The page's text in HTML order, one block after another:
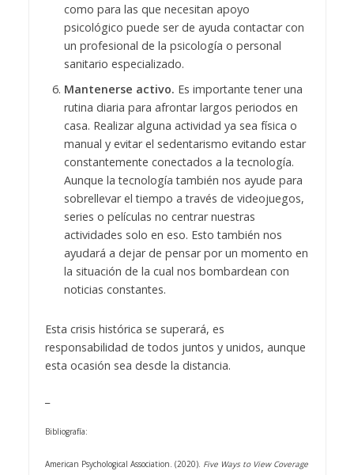
como para las que necesitan apoyo
psicológico puede ser de ayuda contactar con
un profesional de la psicología o personal
sanitario especializado.
Mantenerse activo. Es importante tener una
rutina diaria para afrontar largos periodos en
casa. Realizar alguna actividad ya sea física o
manual y evitar el sedentarismo evitando estar
constantemente conectados a la tecnología.
Aunque la tecnología también nos ayude para
sobrellevar el tiempo a través de videojuegos,
series o películas no centrar nuestras
actividades solo en eso. Esto también nos
ayudará a dejar de pensar por un momento en
la situación de la cual nos bombardean con
noticias constantes.
Esta crisis histórica se superará, es
responsabilidad de todos juntos y unidos, aunque
esta ocasión sea desde la distancia.
Bibliografía:
American Psychological Association. (2020). Five Ways to View Coverage